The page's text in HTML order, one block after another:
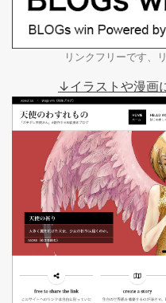
リンクフリーです、
↓イラストや漫画